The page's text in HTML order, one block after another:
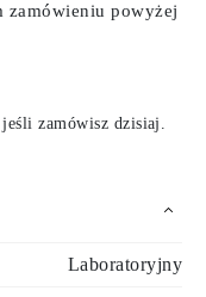
zamówieniupowyżej
zamówisz dzisiaj.
Laboratoryjny